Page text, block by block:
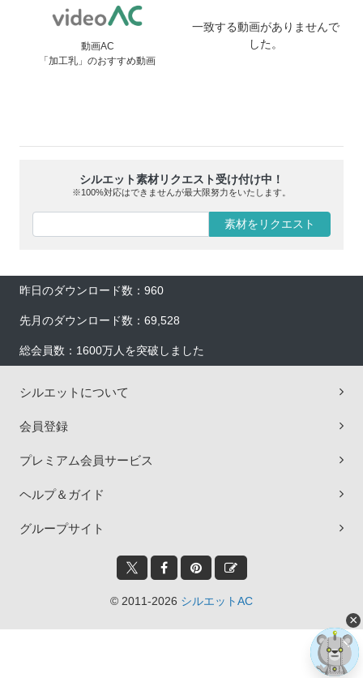
動画AC
「加工乳」のおすすめ動画
一致する動画がありませんで
した。
シルエット素材リクエスト受け付け中！
※100%対応はできませんが最大限努力をいたします。
素材をリクエスト
昨日のダウンロード数：960
先月のダウンロード数：69,528
総会員数：1600万人を突破しました
シルエットについて
会員登録
プレミアム会員サービス
ヘルプ＆ガイド
グループサイト
© 2011-2026 シルエットAC
×